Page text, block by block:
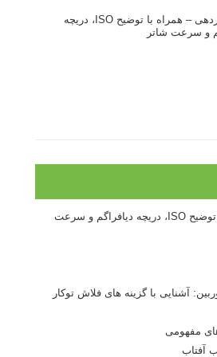
درک نوردهی – همراه با توضیح ISO، دریچه
و سرعت شاتر
درک نوردهی – همراه با توضیح ISO، دریچه دیافراگم و سرعت
آشنایی با گزینه های فلاش توکار
مفهومی
آفتاب